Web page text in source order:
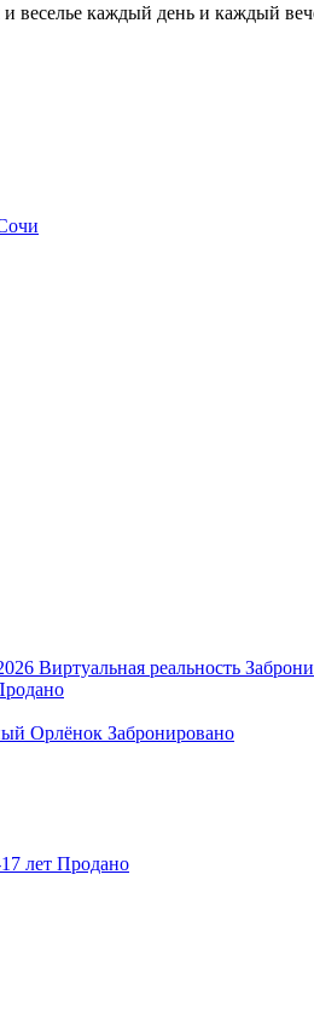
веселье каждый день и каждый
Виртуальная реальность
Орлёнок Забронировано
лет Продано